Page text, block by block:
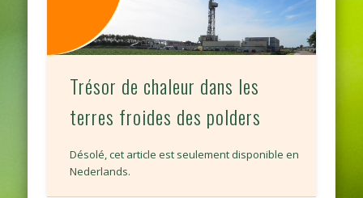
Trésor de chaleur dans les
terres froides des polders
Désolé, cet article est seulement disponible en
Nederlands.